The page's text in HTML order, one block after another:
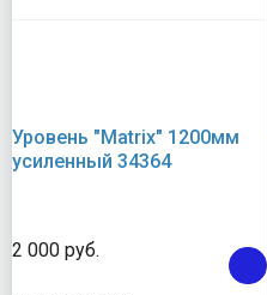
Уровень "Matrix" 1200мм
усиленный 34364
2 000 руб.